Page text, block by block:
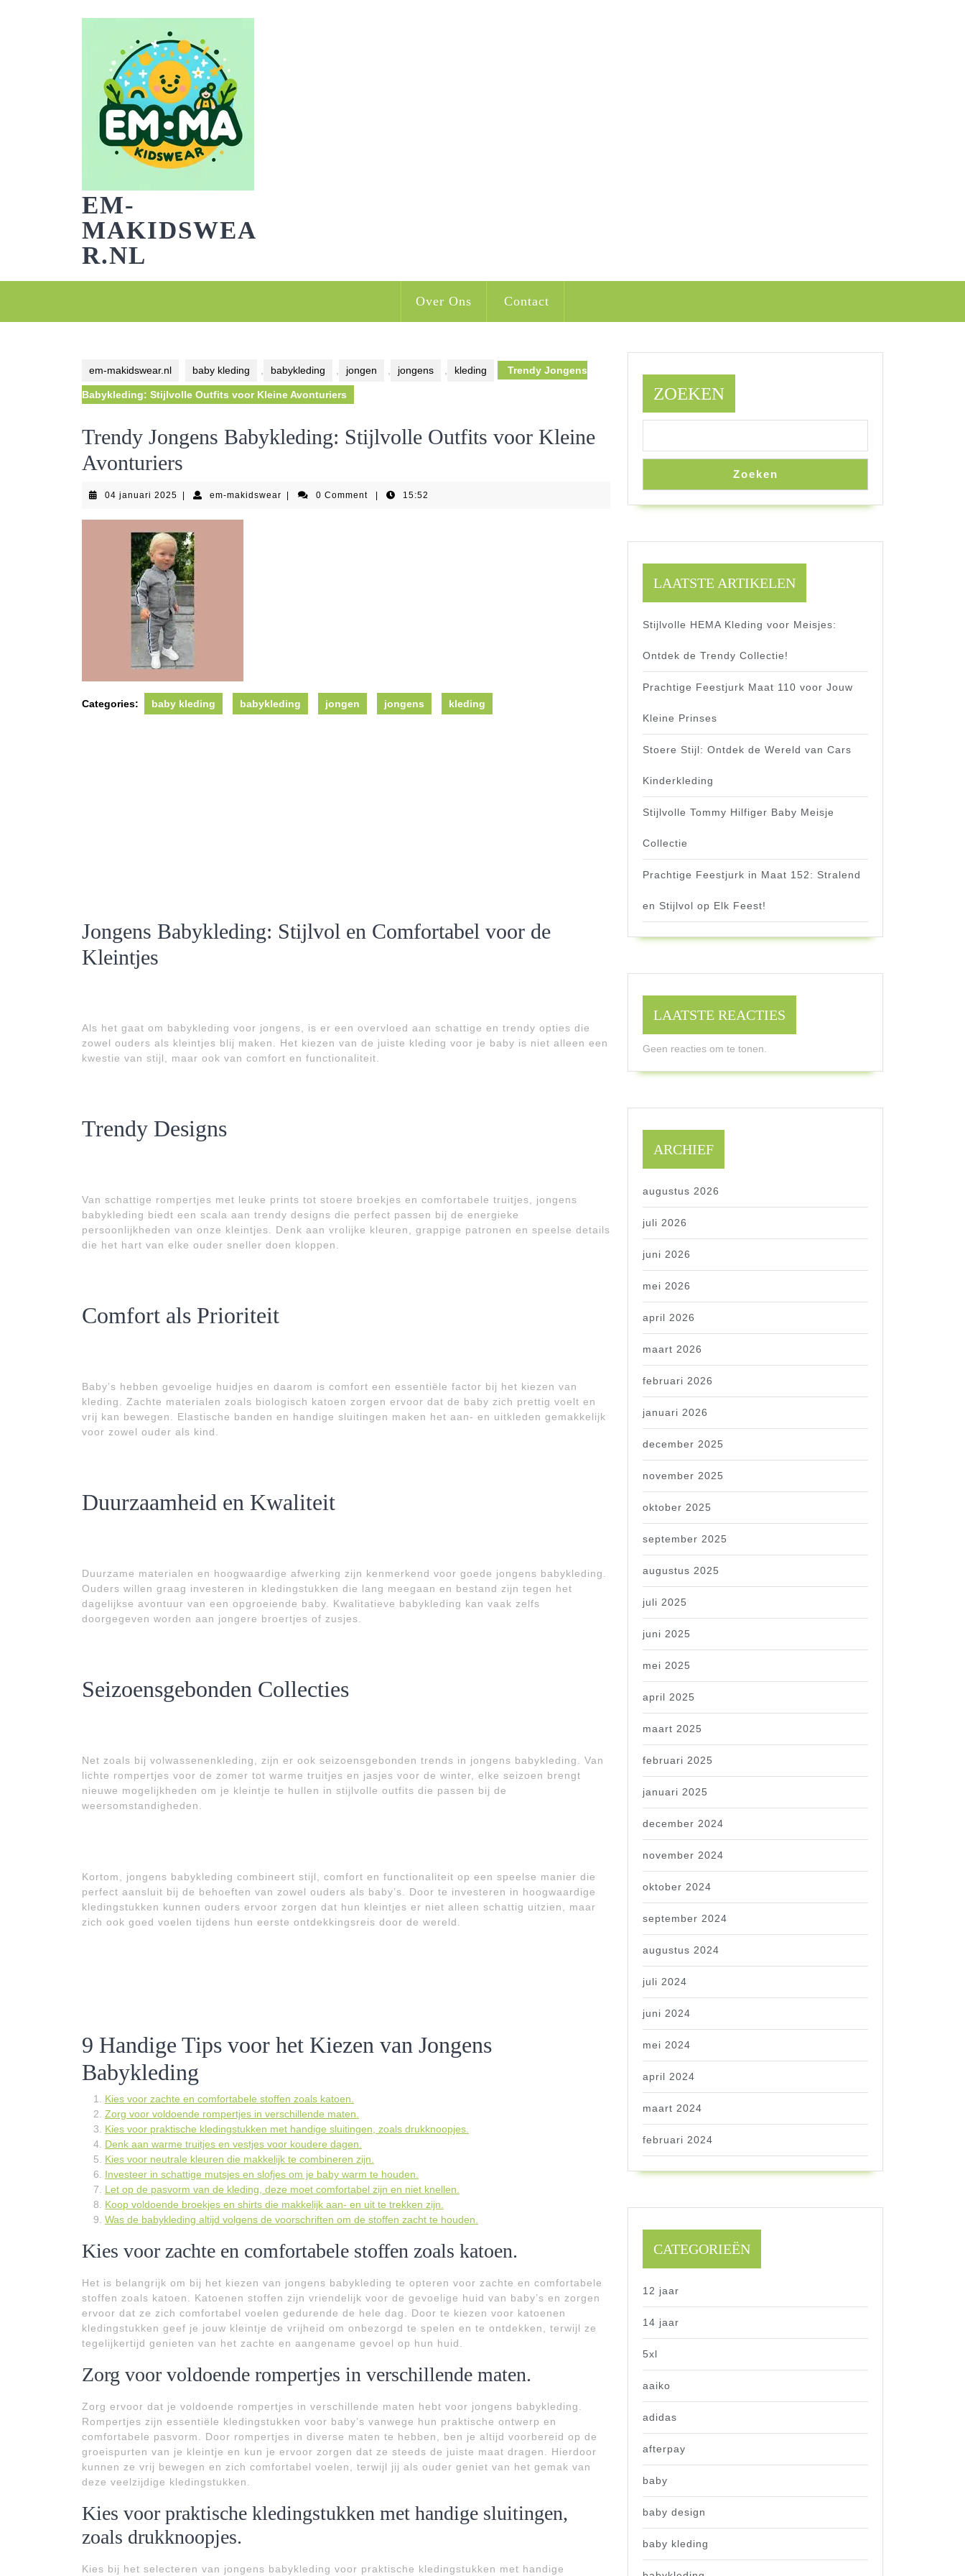
EM-
MAKIDSWEA
R.NL
Over Ons Contact
em-makidswear.nl baby kleding babykleding jongen jongens kleding Trendy Jongens
Babykleding: Stijlvolle Outfits voor Kleine Avonturiers
Trendy Jongens Babykleding: Stijlvolle Outfits voor Kleine
Avonturiers
04 januari 2025 04
2025
em-makidswear em-
0 Comment 15:52
Categories: baby kleding babykleding jongen jongens kleding
Jongens Babykleding: Stijlvol en Comfortabel voor de
Kleintjes
Als het gaat om babykleding voor jongens, is er een overvloed aan schattige en trendy opties die
zowel ouders als kleintjes blij maken. Het kiezen van de juiste kleding voor je baby is niet alleen een
kwestie van stijl, maar ook van comfort en functionaliteit.
Trendy Designs
Van schattige rompertjes met leuke prints tot stoere broekjes en comfortabele truitjes, jongens
babykleding biedt een scala aan trendy designs die perfect passen bij de energieke
persoonlijkheden van onze kleintjes. Denk aan vrolijke kleuren, grappige patronen en speelse details
die het hart van elke ouder sneller doen kloppen.
Comfort als Prioriteit
Baby’s hebben gevoelige huidjes en daarom is comfort een essentiële factor bij het kiezen van
kleding. Zachte materialen zoals biologisch katoen zorgen ervoor dat de baby zich prettig voelt en
vrij kan bewegen. Elastische banden en handige sluitingen maken het aan- en uitkleden gemakkelijk
voor zowel ouder als kind.
Duurzaamheid en Kwaliteit
Duurzame materialen en hoogwaardige afwerking zijn kenmerkend voor goede jongens babykleding.
Ouders willen graag investeren in kledingstukken die lang meegaan en bestand zijn tegen het
dagelijkse avontuur van een opgroeiende baby. Kwalitatieve babykleding kan vaak zelfs
doorgegeven worden aan jongere broertjes of zusjes.
Seizoensgebonden Collecties
Net zoals bij volwassenenkleding, zijn er ook seizoensgebonden trends in jongens babykleding. Van
lichte rompertjes voor de zomer tot warme truitjes en jasjes voor de winter, elke seizoen brengt
nieuwe mogelijkheden om je kleintje te hullen in stijlvolle outfits die passen bij de
weersomstandigheden.
Kortom, jongens babykleding combineert stijl, comfort en functionaliteit op een speelse manier die
perfect aansluit bij de behoeften van zowel ouders als baby’s. Door te investeren in hoogwaardige
kledingstukken kunnen ouders ervoor zorgen dat hun kleintjes er niet alleen schattig uitzien, maar
zich ook goed voelen tijdens hun eerste ontdekkingsreis door de wereld.
9 Handige Tips voor het Kiezen van Jongens
Babykleding
Kies voor zachte en comfortabele stoffen zoals katoen.
Zorg voor voldoende rompertjes in verschillende maten.
Kies voor praktische kledingstukken met handige sluitingen, zoals drukknoopjes.
Denk aan warme truitjes en vestjes voor koudere dagen.
Kies voor neutrale kleuren die makkelijk te combineren zijn.
Investeer in schattige mutsjes en slofjes om je baby warm te houden.
Let op de pasvorm van de kleding, deze moet comfortabel zijn en niet knellen.
Koop voldoende broekjes en shirts die makkelijk aan- en uit te trekken zijn.
Was de babykleding altijd volgens de voorschriften om de stoffen zacht te houden.
Kies voor zachte en comfortabele stoffen zoals katoen.
Het is belangrijk om bij het kiezen van jongens babykleding te opteren voor zachte en comfortabele
stoffen zoals katoen. Katoenen stoffen zijn vriendelijk voor de gevoelige huid van baby’s en zorgen
ervoor dat ze zich comfortabel voelen gedurende de hele dag. Door te kiezen voor katoenen
kledingstukken geef je jouw kleintje de vrijheid om onbezorgd te spelen en te ontdekken, terwijl ze
tegelijkertijd genieten van het zachte en aangename gevoel op hun huid.
Zorg voor voldoende rompertjes in verschillende maten.
Zorg ervoor dat je voldoende rompertjes in verschillende maten hebt voor jongens babykleding.
Rompertjes zijn essentiële kledingstukken voor baby’s vanwege hun praktische ontwerp en
comfortabele pasvorm. Door rompertjes in diverse maten te hebben, ben je altijd voorbereid op de
groeispurten van je kleintje en kun je ervoor zorgen dat ze steeds de juiste maat dragen. Hierdoor
kunnen ze vrij bewegen en zich comfortabel voelen, terwijl jij als ouder geniet van het gemak van
deze veelzijdige kledingstukken.
Kies voor praktische kledingstukken met handige sluitingen,
zoals drukknoopjes.
Kies bij het selecteren van jongens babykleding voor praktische kledingstukken met handige
ZOEKEN
Zoeken
LAATSTE ARTIKELEN
Stijlvolle HEMA Kleding voor Meisjes:
Ontdek de Trendy Collectie!
Prachtige Feestjurk Maat 110 voor Jouw
Kleine Prinses
Stoere Stijl: Ontdek de Wereld van Cars
Kinderkleding
Stijlvolle Tommy Hilfiger Baby Meisje
Collectie
Prachtige Feestjurk in Maat 152: Stralend
en Stijlvol op Elk Feest!
LAATSTE REACTIES
Geen reacties om te tonen.
ARCHIEF
augustus 2026
juli 2026
juni 2026
mei 2026
april 2026
maart 2026
februari 2026
januari 2026
december 2025
november 2025
oktober 2025
september 2025
augustus 2025
juli 2025
juni 2025
mei 2025
april 2025
maart 2025
februari 2025
januari 2025
december 2024
november 2024
oktober 2024
september 2024
augustus 2024
juli 2024
juni 2024
mei 2024
april 2024
maart 2024
februari 2024
CATEGORIEËN
12 jaar
14 jaar
5xl
aaiko
adidas
afterpay
baby
baby design
baby kleding